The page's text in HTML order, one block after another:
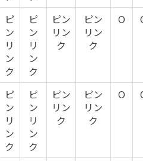
ピ
ン
リ
ン
ク
ピ
ン
リ
ン
ク
ピン
リン
ク
ピン
リン
ク
O
ピ
ン
リ
ン
ク
ピ
ン
リ
ン
ク
ピン
リン
ク
ピン
リン
ク
O